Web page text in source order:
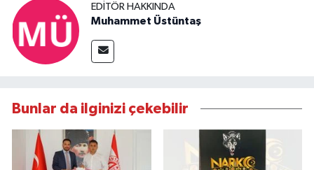
EDITÖR HAKKINDA
Muhammet Üstüntaş
Bunlar da ilginizi çekebilir